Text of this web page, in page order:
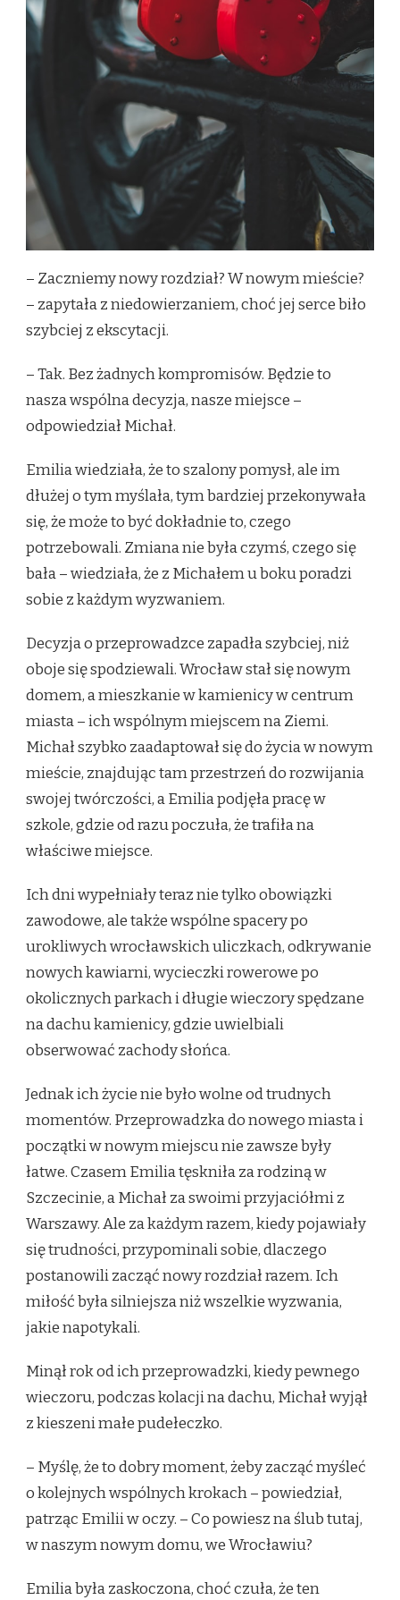
– Zaczniemy nowy rozdział? W nowym mieście?
– zapytała z niedowierzaniem, choć jej serce biło
szybciej z ekscytacji.
– Tak. Bez żadnych kompromisów. Będzie to
nasza wspólna decyzja, nasze miejsce –
odpowiedział Michał.
Emilia wiedziała, że to szalony pomysł, ale im
dłużej o tym myślała, tym bardziej przekonywała
się, że może to być dokładnie to, czego
potrzebowali. Zmiana nie była czymś, czego się
bała – wiedziała, że z Michałem u boku poradzi
sobie z każdym wyzwaniem.
Decyzja o przeprowadzce zapadła szybciej, niż
oboje się spodziewali. Wrocław stał się nowym
domem, a mieszkanie w kamienicy w centrum
miasta – ich wspólnym miejscem na Ziemi.
Michał szybko zaadaptował się do życia w nowym
mieście, znajdując tam przestrzeń do rozwijania
swojej twórczości, a Emilia podjęła pracę w
szkole, gdzie od razu poczuła, że trafiła na
właściwe miejsce.
Ich dni wypełniały teraz nie tylko obowiązki
zawodowe, ale także wspólne spacery po
urokliwych wrocławskich uliczkach, odkrywanie
nowych kawiarni, wycieczki rowerowe po
okolicznych parkach i długie wieczory spędzane
na dachu kamienicy, gdzie uwielbiali
obserwować zachody słońca.
Jednak ich życie nie było wolne od trudnych
momentów. Przeprowadzka do nowego miasta i
początki w nowym miejscu nie zawsze były
łatwe. Czasem Emilia tęskniła za rodziną w
Szczecinie, a Michał za swoimi przyjaciółmi z
Warszawy. Ale za każdym razem, kiedy pojawiały
się trudności, przypominali sobie, dlaczego
postanowili zacząć nowy rozdział razem. Ich
miłość była silniejsza niż wszelkie wyzwania,
jakie napotykali.
Minął rok od ich przeprowadzki, kiedy pewnego
wieczoru, podczas kolacji na dachu, Michał wyjął
z kieszeni małe pudełeczko.
– Myślę, że to dobry moment, żeby zacząć myśleć
o kolejnych wspólnych krokach – powiedział,
patrząc Emilii w oczy. – Co powiesz na ślub tutaj,
w naszym nowym domu, we Wrocławiu?
Emilia była zaskoczona, choć czuła, że ten